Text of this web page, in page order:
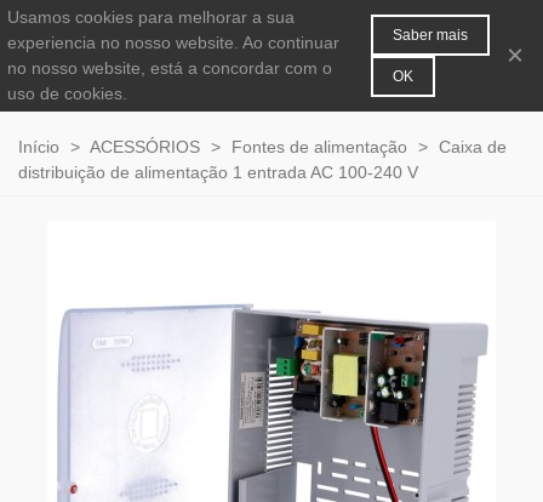
0
Início > ACESSÓRIOS > Fontes de alimentação > Caixa de
distribuição de alimentação 1 entrada AC 100-240 V
Usamos cookies para melhorar a sua
experiencia no nosso website. Ao continuar
no nosso website, está a concordar com o
uso de cookies.
Saber mais
OK
×